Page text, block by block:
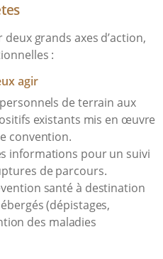
grands axes d’action,
:
agir
de terrain aux
existants mis en œuvre
convention.
informations pour un suivi
de parcours.
santé à destination
(dépistages,
des maladies